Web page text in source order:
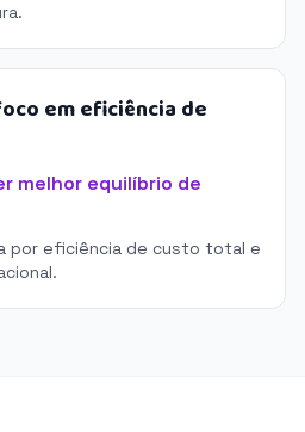
em eficiência de
melhor equilíbrio de
por eficiência de custo total e